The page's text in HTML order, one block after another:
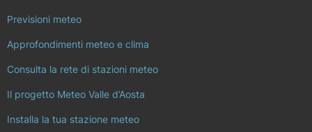
Previsioni meteo
Approfondimenti meteo e clima
Consulta la rete di stazioni meteo
Il progetto Meteo Valle d’Aosta
Installa la tua stazione meteo